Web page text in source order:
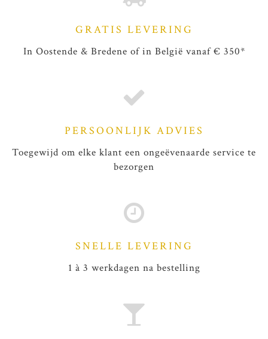
GRATIS LEVERING
In Oostende & Bredene of in België vanaf € 350*
PERSOONLIJK ADVIES
Toegewijd om elke klant een ongeëvenaarde service te
bezorgen
SNELLE LEVERING
1 à 3 werkdagen na bestelling